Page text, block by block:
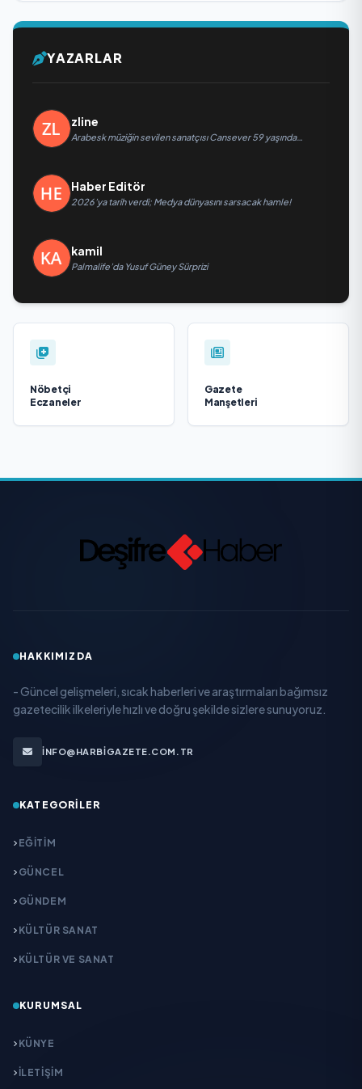
YAZARLAR
zline
Arabesk müziğin sevilen sanatçısı Cansever 59 yaşında
Haber Editör
2026’ya tarih verdi; Medya dünyasını sarsacak hamle!
kamil
Palmalife’da Yusuf Güney Sürprizi
Nöbetçi
Eczaneler
Gazete
Manşetleri
HAKKIMIZDA
- Güncel gelişmeleri, sıcak haberleri ve araştırmaları bağımsız
gazetecilik ilkeleriyle hızlı ve doğru şekilde sizlere sunuyoruz.
INFO@HARBIGAZETE.COM.TR
KATEGORILER
EĞITIM
GÜNCEL
GÜNDEM
KÜLTÜR SANAT
KÜLTÜR VE SANAT
KURUMSAL
KÜNYE
İLETIŞIM